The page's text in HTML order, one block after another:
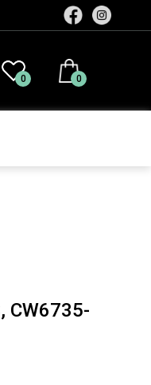
0 0
CW6735-